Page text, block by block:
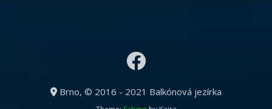
Brno, © 2016 - 2021 Balkónová jezírka